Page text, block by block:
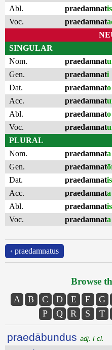
Abl.
praedamnatis
Voc.
praedamnat
SINGULAR
Nom.
praedamnat
Gen.
praedamnati
Dat.
praedamnato
Acc.
praedamnat
Abl.
praedamnato
Voc.
praedamnat
PLURAL
Nom.
praedamnata
Gen.
praedamnat
Dat.
praedamnatis
Acc.
praedamnata
Abl.
praedamnatis
Voc.
praedamnata
‹ praedamnatus
Browse
A B C D E F G
P
Q R S T
praedābundus adj. I cl.